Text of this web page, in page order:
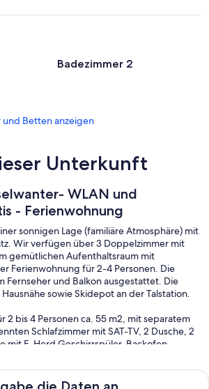
Badezimmer 2
und Betten anzeigen
Unterkunft
WLAN und
- Ferienwohnung
sonnigen Lage (familiäre Atmosphäre) mit
Wir verfügen über 3 Doppelzimmer mit
gemütlichen Aufenthaltsraum mit
Ferienwohnung für 2-4 Personen. Die
Fernseher und Balkon ausgestattet. Die
sowie Skidepot an der Talstation.
2 bis 4 Personen ca. 55 m2, mit separatem
Schlafzimmer mit SAT-TV, 2 Dusche, 2
mit E-Herd Geschirrspüler, Backofen,